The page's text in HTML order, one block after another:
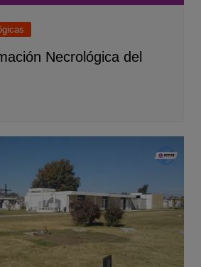
Necrológica del